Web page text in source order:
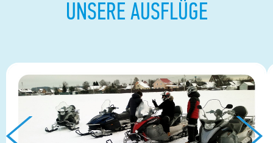
UNSERE AUSFLÜGE